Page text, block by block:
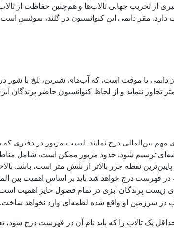
از تخریب جهانی تالاب‌ها و هم‌چنین حفاظت از
مقر دایمی این کنوانسیون در گلند، سوئیس
دایمی یا موقت است، که آب‌های شیرین، تلخ یا شور
ننماید و از لحاظ کنوانسیون حاضر پرندگان
بین‌المللی درج نمایند. لیست مزبور در دفتری
ترسیم شود. حدود مزبور ممکن است، شامل
نقطه جزر بالاتر از شش متر است، باشد.
در فهرست درج خواهد شد باید بر اساس اهمیت بین
زیست پرندگان آبزی در تمام فصول حایز اهمیت است،
سرزمین او واقع شده لطمه‌ای وارد نخواهد ساخت.
یک از طرف‌های قرارداد به نام امضای اسناد تصویب کنوانسیون یا الحاق به آن طبق مقررات ماده 9 حداقل یک تالاب را که باید نام